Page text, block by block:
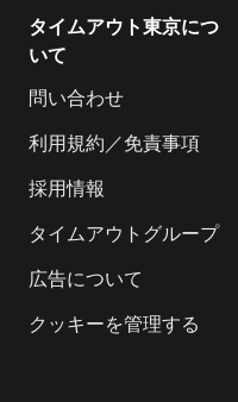
タイムアウト東京につ
いて
問い合わせ
利用規約／免責事項
採用情報
タイムアウトグループ
広告について
クッキーを管理する